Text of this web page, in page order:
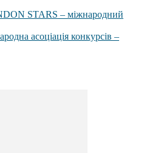
STARS – міжнародний
асоціація конкурсів –